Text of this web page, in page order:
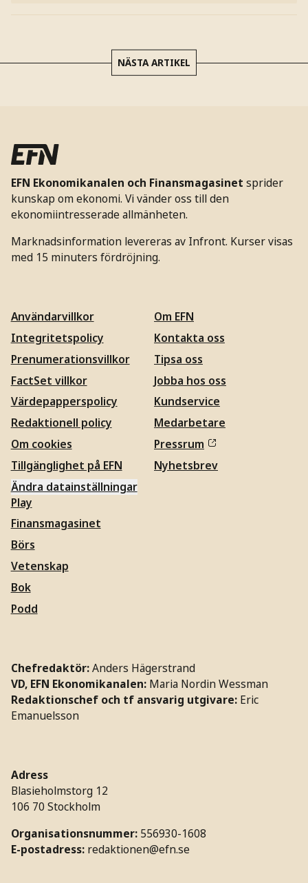
NÄSTA ARTIKEL
EFN Ekonomikanalen och Finansmagasinet sprider
kunskap om ekonomi. Vi vänder oss till den
ekonomiintresserade allmänheten.
Marknadsinformation levereras av Infront. Kurser visas
med 15 minuters fördröjning.
Användarvillkor
Integritetspolicy
Prenumerationsvillkor
FactSet villkor
Värdepapperspolicy
Redaktionell policy
Om cookies
Tillgänglighet på EFN
Ändra datainställningar
Om EFN
Kontakta oss
Tipsa oss
Jobba hos oss
Kundservice
Medarbetare
Pressrum
Nyhetsbrev
Play
Finansmagasinet
Börs
Vetenskap
Bok
Podd
Chefredaktör:Anders Hägerstrand
VD, EFN Ekonomikanalen: Maria Nordin Wessman
Redaktionschef och tf ansvarig utgivare: Eric
Emanuelsson
Adress
Blasieholmstorg 12
106 70 Stockholm
Organisationsnummer: 556930-1608
E-postadress: redaktionen@efn.se